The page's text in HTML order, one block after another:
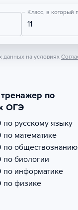
Класс, в который
11
данных на условиях
по
ОГЭ
русскому языку
математике
обществознанию
биологии
информатике
физике